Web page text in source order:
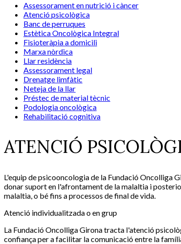
Assessorament en nutrició i càncer
Atenció psicològica
Banc de perruques
Estètica Oncològica Integral
Fisioteràpia a domicili
Marxa nòrdica
Llar residència
Assessorament legal
Drenatge limfàtic
Neteja de la llar
Préstec de material tècnic
Podologia oncològica
Rehabilitació cognitiva
ATENCIÓ
L'equip de psicooncologia de la Fundació Oncolliga
donar suport en l'afrontament de la malaltia i
malaltia, o bé fins a processos de final de vida.
Atenció individualitzada o en grup
La Fundació Oncolliga Girona tracta l'atenció
confiança per a facilitar la comunicació entre la